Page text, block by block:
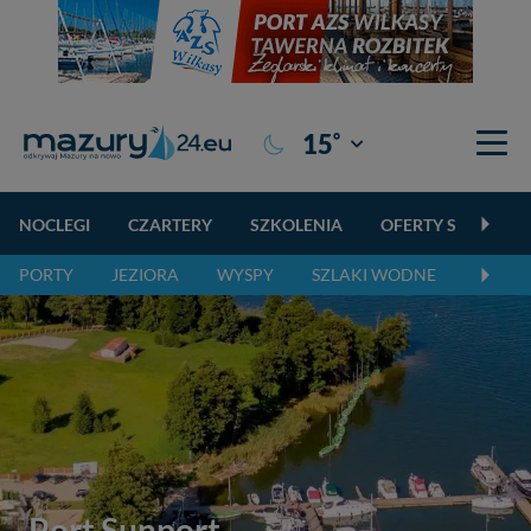
15° Giżycko
NOCLEGI CZARTERY SZKOLENIA OFERTY
PORTY JEZIORA WYSPY SZLAKI WODNE